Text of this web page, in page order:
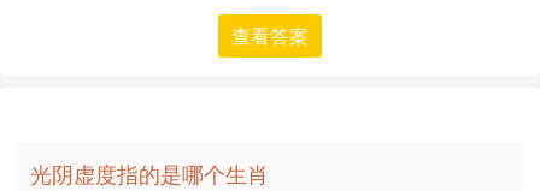
查看答案
光阴虚度指的是哪个生肖